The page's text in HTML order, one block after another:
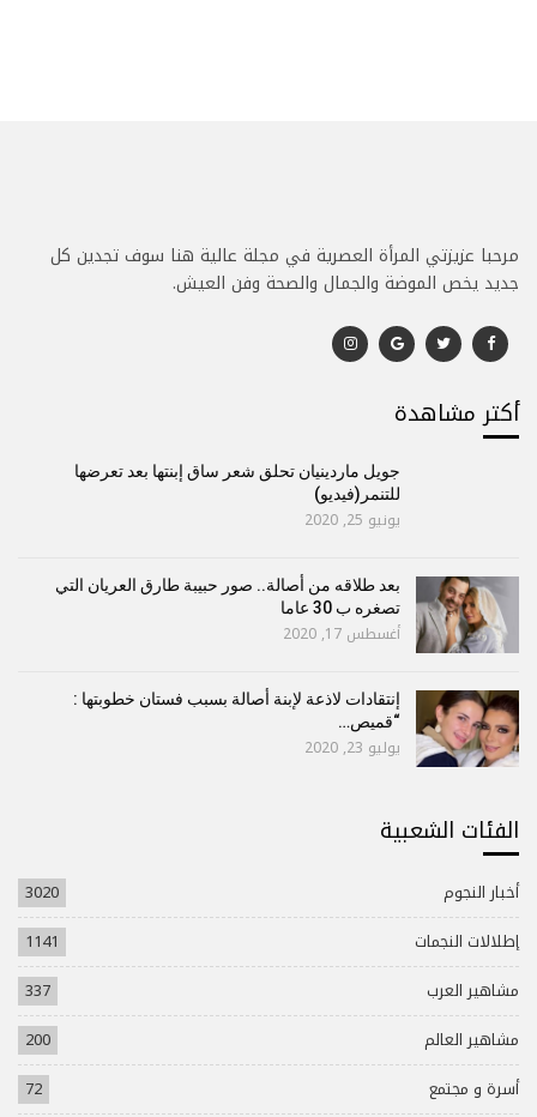
مرحبا عزيزتي المرأة العصرية في مجلة عالية هنا سوف تجدين كل
جديد يخص الموضة والجمال والصحة وفن العيش.
أكتر مشاهدة
جويل ماردينيان تحلق شعر ساق إبنتها بعد تعرضها
للتنمر(فيديو)
يونيو 25, 2020
بعد طلاقه من أصالة.. صور حبيبة طارق العريان التي
تصغره ب 30 عاما
أغسطس 17, 2020
إنتقادات لاذعة لإبنة أصالة بسبب فستان خطوبتها :
“قميص…
يوليو 23, 2020
الفئات الشعبية
أخبار النجوم
3020
إطلالات النجمات
1141
مشاهير العرب
337
مشاهير العالم
200
أسرة و مجتمع
72